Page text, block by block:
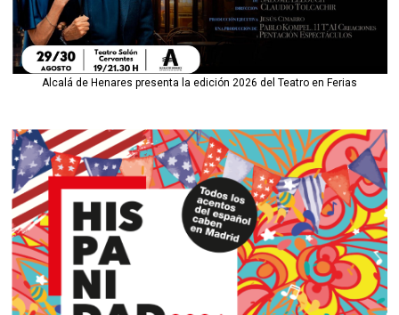
Alcalá de Henares presenta la edición 2026 del Teatro en Ferias